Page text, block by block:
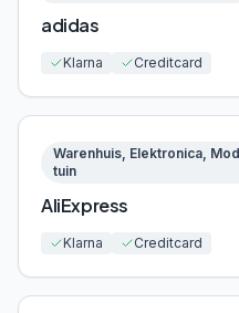
adidas
Klarna Creditcard
Warenhuis, Elektronica,
tuin
AliExpress
Klarna Creditcard